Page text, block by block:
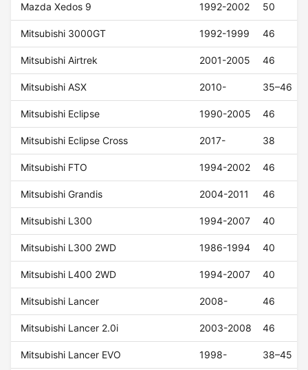
Mazda Xedos 9 1992-2002 50
Mitsubishi 3000GT 1992-1999 46
Mitsubishi Airtrek 2001-2005 46
Mitsubishi ASX 2010- 35–46
Mitsubishi Eclipse 1990-2005 46
Mitsubishi Eclipse Cross 2017- 38
Mitsubishi FTO 1994-2002 46
Mitsubishi Grandis 2004-2011 46
Mitsubishi L300 1994-2007 40
Mitsubishi L300 2WD 1986-1994 40
Mitsubishi L400 2WD 1994-2007 40
Mitsubishi Lancer 2008- 46
Mitsubishi Lancer 2.0i 2003-2008 46
Mitsubishi Lancer EVO 1998- 38–45